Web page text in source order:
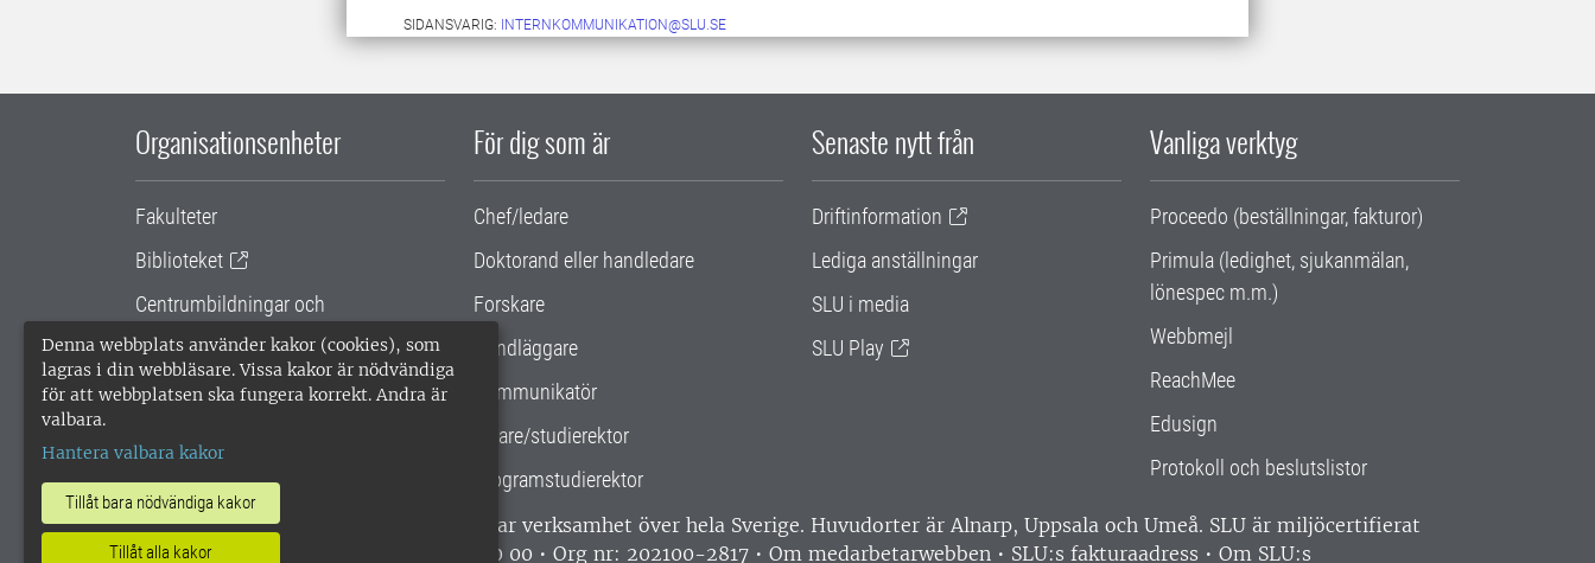
Denna webbplats använder kakor (cookies), som
lagras i din webbläsare. Vissa kakor är nödvändiga
för att webbplatsen ska fungera korrekt. Andra är
valbara.
Hantera valbara kakor
Tillåt bara nödvändiga kakor
Tillåt alla kakor
SIDANSVARIG: INTERNKOMMUNIKATION@SLU.SE
Organisationsenheter
Fakulteter
Biblioteket
Centrumbildningar och
samarbetsprojekt
Gemensamma verksamhetsstödet
För dig som är
Chef/ledare
Doktorand eller handledare
Forskare
Handläggare
Kommunikatör
Lärare/studierektor
Programstudierektor
Senaste nytt från
Driftinformation
Lediga anställningar
SLU i media
SLU Play
Vanliga verktyg
Proceedo (beställningar, fakturor)
Primula (ledighet, sjukanmälan,
lönespec m.m.)
Webbmejl
ReachMee
Edusign
Protokoll och beslutslistor
SLU, Sveriges lantbruksuniversitet, har verksamhet över hela Sverige. Huvudorter är Alnarp, Uppsala och Umeå. SLU är miljöcertifierat
enligt ISO 14001. •
Telefon: 018-67 10 00 • Org nr: 202100-2817 • Om medarbetarwebben • SLU:s fakturaadress • Om SLU:s